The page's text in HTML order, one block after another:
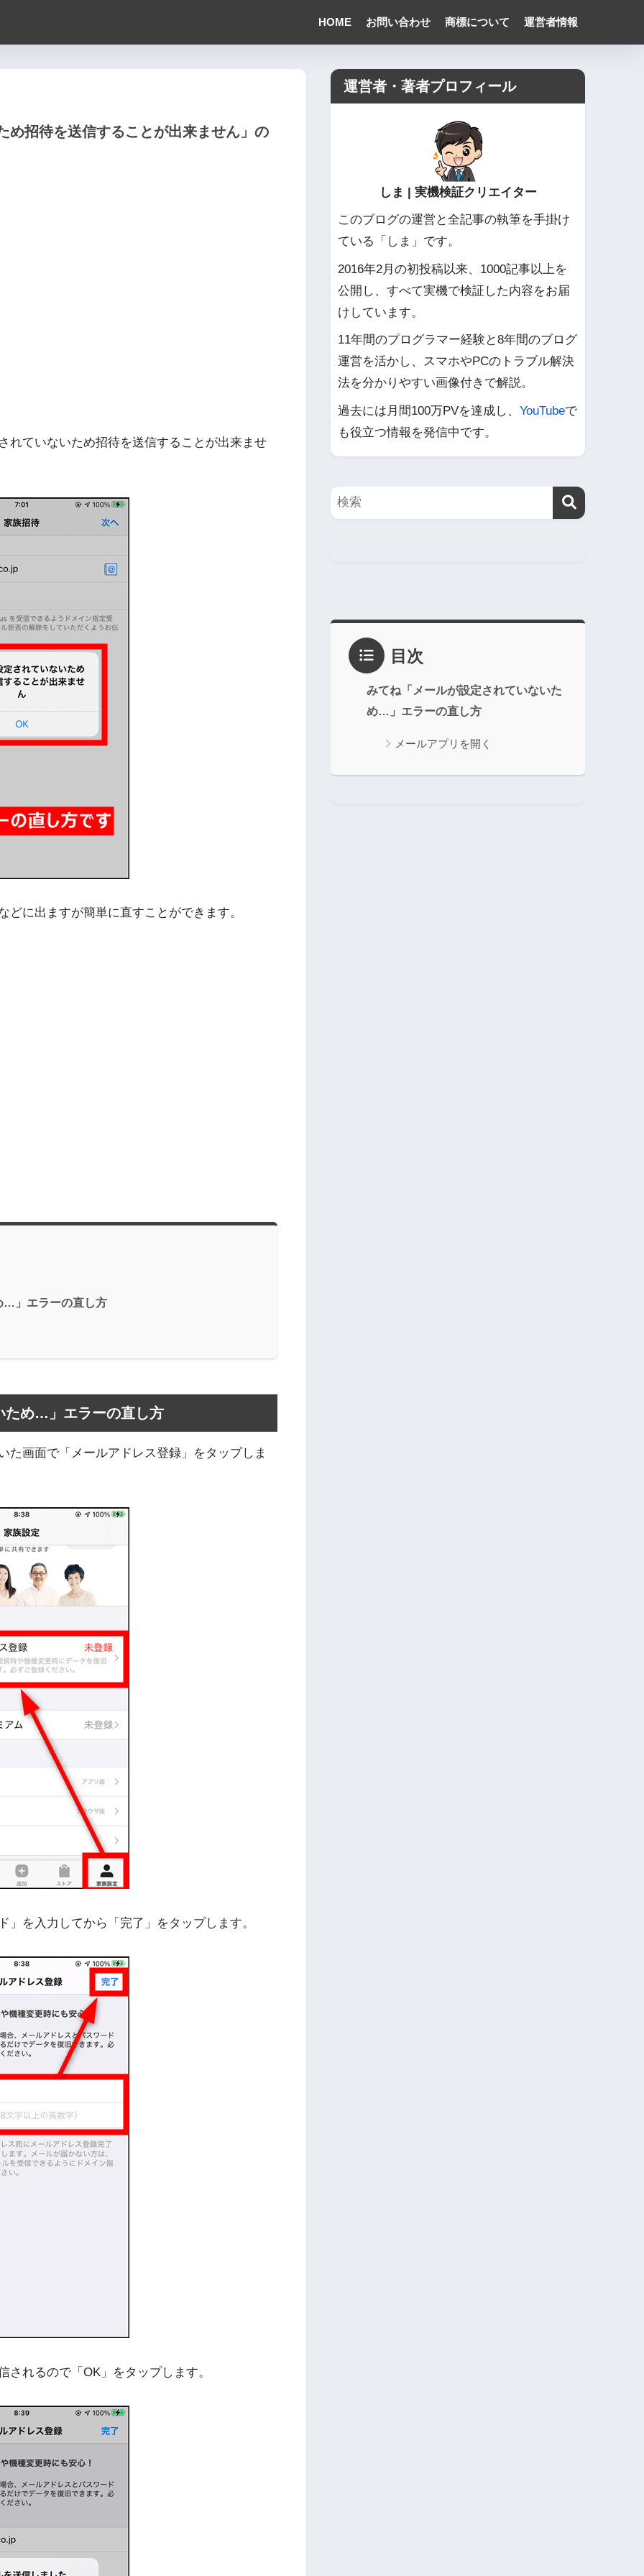
HOME お問い合わせ 商標について 運営者情報
め招待を送信することが出来ません」の
れていないため招待を送信することが出来ませ
に出ますが簡単に直すことができます。
…」エラーの直し方
ため…」エラーの直し方
た画面で「メールアドレス登録」をタップしま
を入力してから「完了」をタップします。
れるので「OK」をタップします。
運営者・著者プロフィール
しま | 実機検証クリエイター
このブログの運営と全記事の執筆を手掛け
ている「しま」です。
2016年2月の初投稿以来、1000記事以上を
公開し、すべて実機で検証した内容をお届
けしています。
11年間のプログラマー経験と8年間のブログ
運営を活かし、スマホやPCのトラブル解決
法を分かりやすい画像付きで解説。
過去には月間100万PVを達成し、 YouTubeで
も役立つ情報を発信中です。
目次
みてね「メールが設定されていないた
め…」エラーの直し方
メールアプリを開く